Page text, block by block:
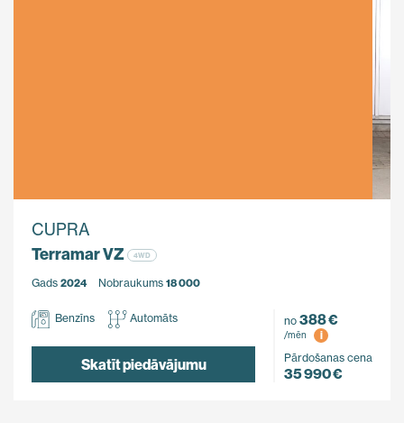
CUPRA
Terramar VZ
4WD
Gads 2024 Nobraukums 18 000
Benzīns Automāts
Skatīt piedāvājumu
no 388 €
/mēn
i
Pārdošanas cena
35 990 €